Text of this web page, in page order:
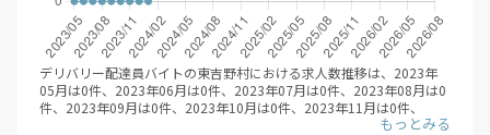
デリバリー配達員バイトの東吉野村における求人数推移は、2023年
05月は0件、2023年06月は0件、2023年07月は0件、2023年08月は0
件、2023年09月は0件、2023年10月は0件、2023年11月は0件、
2023年12月は0件、2024年01月は0件、2024年02月は1件、2024年